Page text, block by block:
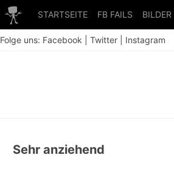
STARTSEITE FB FAILS BILDER
Folge uns: Facebook Twitter Instagram
Sehr anziehend